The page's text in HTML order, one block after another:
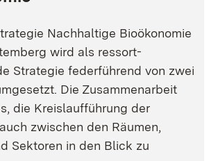
Nachhaltige Bioökonomie
wird als ressort-
Strategie federführend von zwei
Die Zusammenarbeit
die Kreislaufführung der
zwischen den Räumen,
Sektoren in den Blick zu